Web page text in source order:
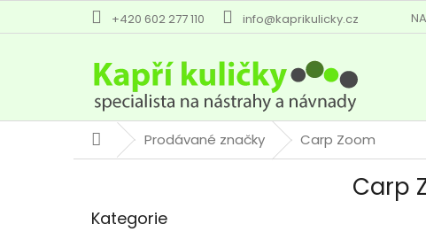
+420 602 277 110 info@kaprikulicky.cz
DomůProdávané značky Carp Zoom
kategorie
Kategorie
Carp